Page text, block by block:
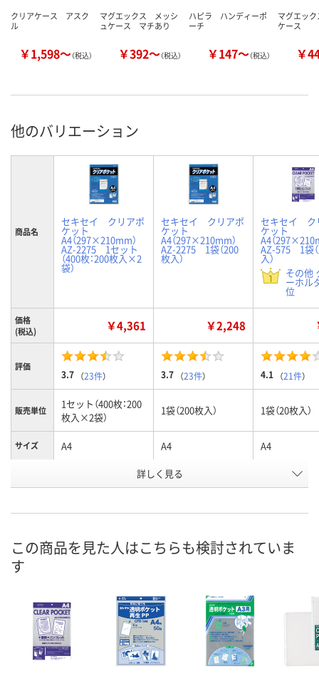
クリアケース アスク
ル
￥1,598～（税込）
マグエックス メッシ
ュケース マチあり
￥392～（税込）
ハピラ ハンディーポ
ーチ
￥147～（税込）
マグエッ
ケース
￥
他のバリエーション
商品名
セキセイ クリアポ
ケット
A4（297×210mm）
AZ-2275 1セット
（400枚：200枚入×2
袋）
セキセイ クリアポ
ケット
A4（297×210mm）
AZ-2275 1袋（200
枚入）
セキセイ ク
ケット
A4（
AZ-575 1袋
入）
その他
ーホル
位
価格
(税込)
￥4,361 ￥2,248
評価
3.7 （23件） 3.7 （23件） 4.1 （21件）
販売単位
1セット（400枚：200
枚入×2袋）
1袋（200枚入） 1袋（20枚入）
サイズ A4 A4 A4
499883
8月8日（土）
カゴへ カゴへ カ
詳しく見る
この商品を見た人はこちらも検討されていま
す